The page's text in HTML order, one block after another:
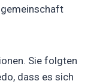
Sie folgten
dass es sich